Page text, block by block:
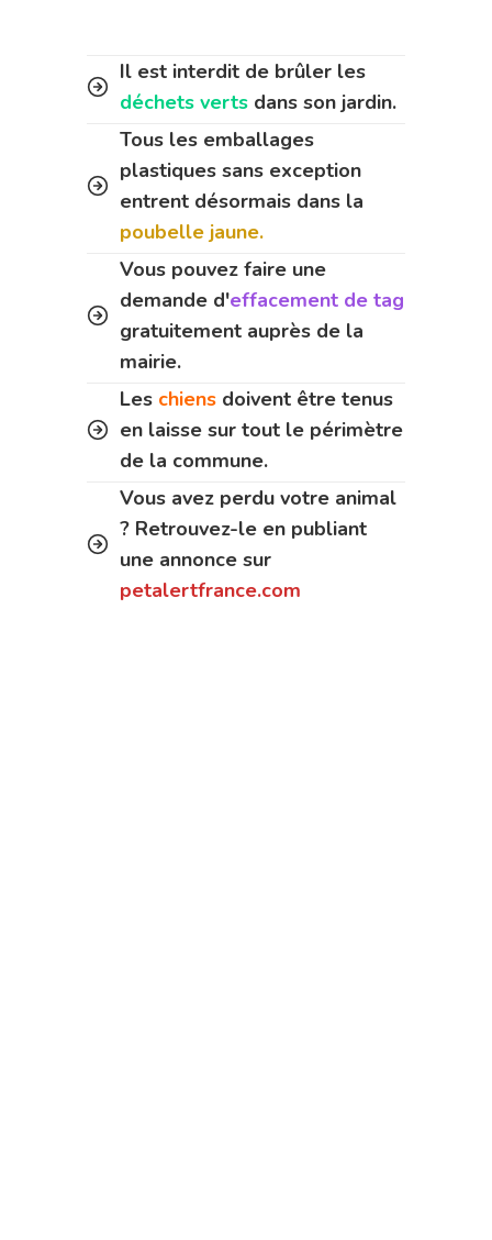
Il est interdit de brûler les
déchets verts dans son jardin.
Tous les emballages
plastiques sans exception
entrent désormais dans la
poubelle jaune.
Vous pouvez faire une
demande d'effacement de tag
gratuitement auprès de la
mairie.
Les chiens doivent être tenus
en laisse sur tout le périmètre
de la commune.
Vous avez perdu votre animal
? Retrouvez-le en publiant
une annonce sur
petalertfrance.com